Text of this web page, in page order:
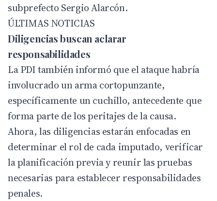
subprefecto Sergio Alarcón.
ÚLTIMAS NOTICIAS
Diligencias buscan aclarar
responsabilidades
La PDI también informó que el ataque habría
involucrado un arma cortopunzante,
específicamente un cuchillo, antecedente que
forma parte de los peritajes de la causa.
Ahora, las diligencias estarán enfocadas en
determinar el rol de cada imputado, verificar
la planificación previa y reunir las pruebas
necesarias para establecer responsabilidades
penales.